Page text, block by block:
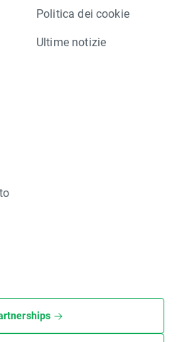
Politica dei cookie
Ultime notizie